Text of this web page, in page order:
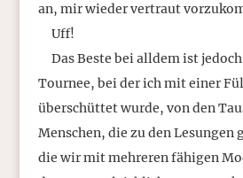
an, mir wieder vertraut
Uff!
Das Beste bei alldem ist
Tournee, bei der ich mit einer
überschüttet wurde, von den
Menschen, die zu den Lesungen
die wir mit mehreren fähigen